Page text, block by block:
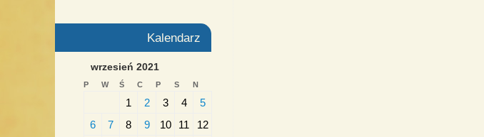
Kalendarz
wrzesień 2021
P W Ś C P S N
1 2 3 4
5
6
7 8 9 10 11 12